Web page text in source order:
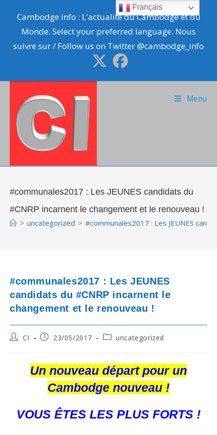
content
Cambodge info : L'actualité du Cambodge et du
Monde. Select your preferred language. Nous
suivre sur / Follow us on Twitter @cambodge_info
Menu
#communales2017 : Les JEUNES candidats du
#CNRP incarnent le changement et le renouveau !
> uncategorized > #communales2017 : Les JEUNES
#communales2017 : Les JEUNES
candidats du #CNRP incarnent le
changement et le renouveau !
PostCI
Post23/05/2017
Postuncategorized
Un nouveau départ pour un
Cambodge nouveau !
VOUS ÊTES LES PLUS FORTS !
Français